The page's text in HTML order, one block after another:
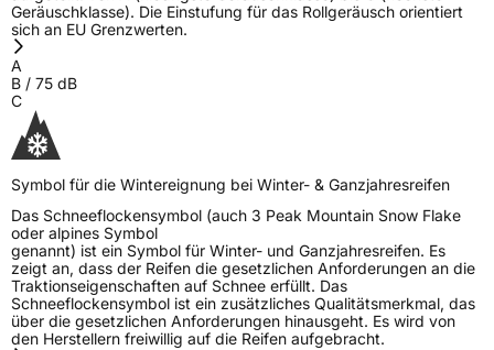
Geräuschklasse). Die Einstufung für das Rollgeräusch orientiert
sich an EU Grenzwerten.
A
B / 75 dB
C
Symbol für die Wintereignung bei Winter- & Ganzjahresreifen
Das Schneeflockensymbol (auch 3 Peak Mountain Snow Flake
oder alpines Symbol
genannt) ist ein Symbol für Winter- und Ganzjahresreifen. Es
zeigt an, dass der Reifen die gesetzlichen Anforderungen an die
Traktionseigenschaften auf Schnee erfüllt. Das
Schneeflockensymbol ist ein zusätzliches Qualitätsmerkmal, das
über die gesetzlichen Anforderungen hinausgeht. Es wird von
den Herstellern freiwillig auf die Reifen aufgebracht.